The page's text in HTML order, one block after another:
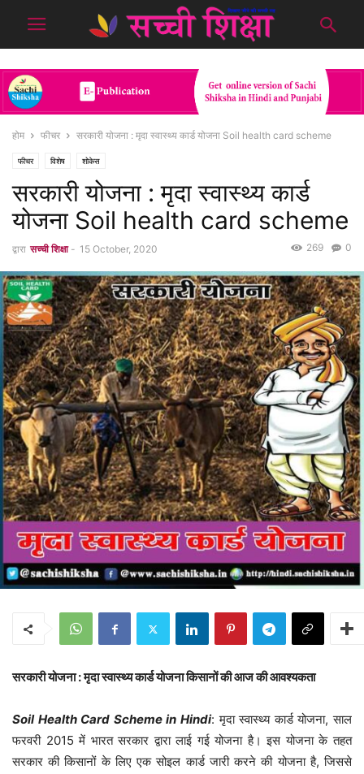
होम फीचर सरकारी योजना : मृदा स्वास्थ्य कार्ड योजना Soil health card scheme
फीचर विशेष शोकेस
सरकारी योजना : मृदा स्वास्थ्य कार्ड
योजना Soil health card scheme
द्वारा सच्ची शिक्षा - 15 October, 2020 0
269
सरकारी योजना : मृदा स्वास्थ्य कार्ड योजना किसानों की आज की आवश्यकता
Soil Health Card Scheme in Hindi: मृदा स्वास्थ्य कार्ड योजना, साल
फरवरी 2015 में भारत सरकार द्वारा लाई गई योजना है। इस योजना के तहत
सरकार की किसानों के लिए एक सोइल कार्ड जारी करने की योजना है, जिससे